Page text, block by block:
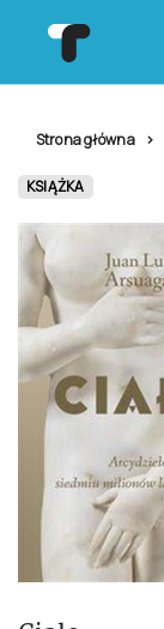
Strona główna
KSIĄŻKA